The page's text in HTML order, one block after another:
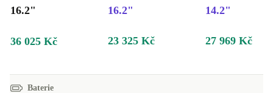
16.2"
16.2"
14.2"
36 025 Kč 23 325 Kč 27 969 Kč
Baterie